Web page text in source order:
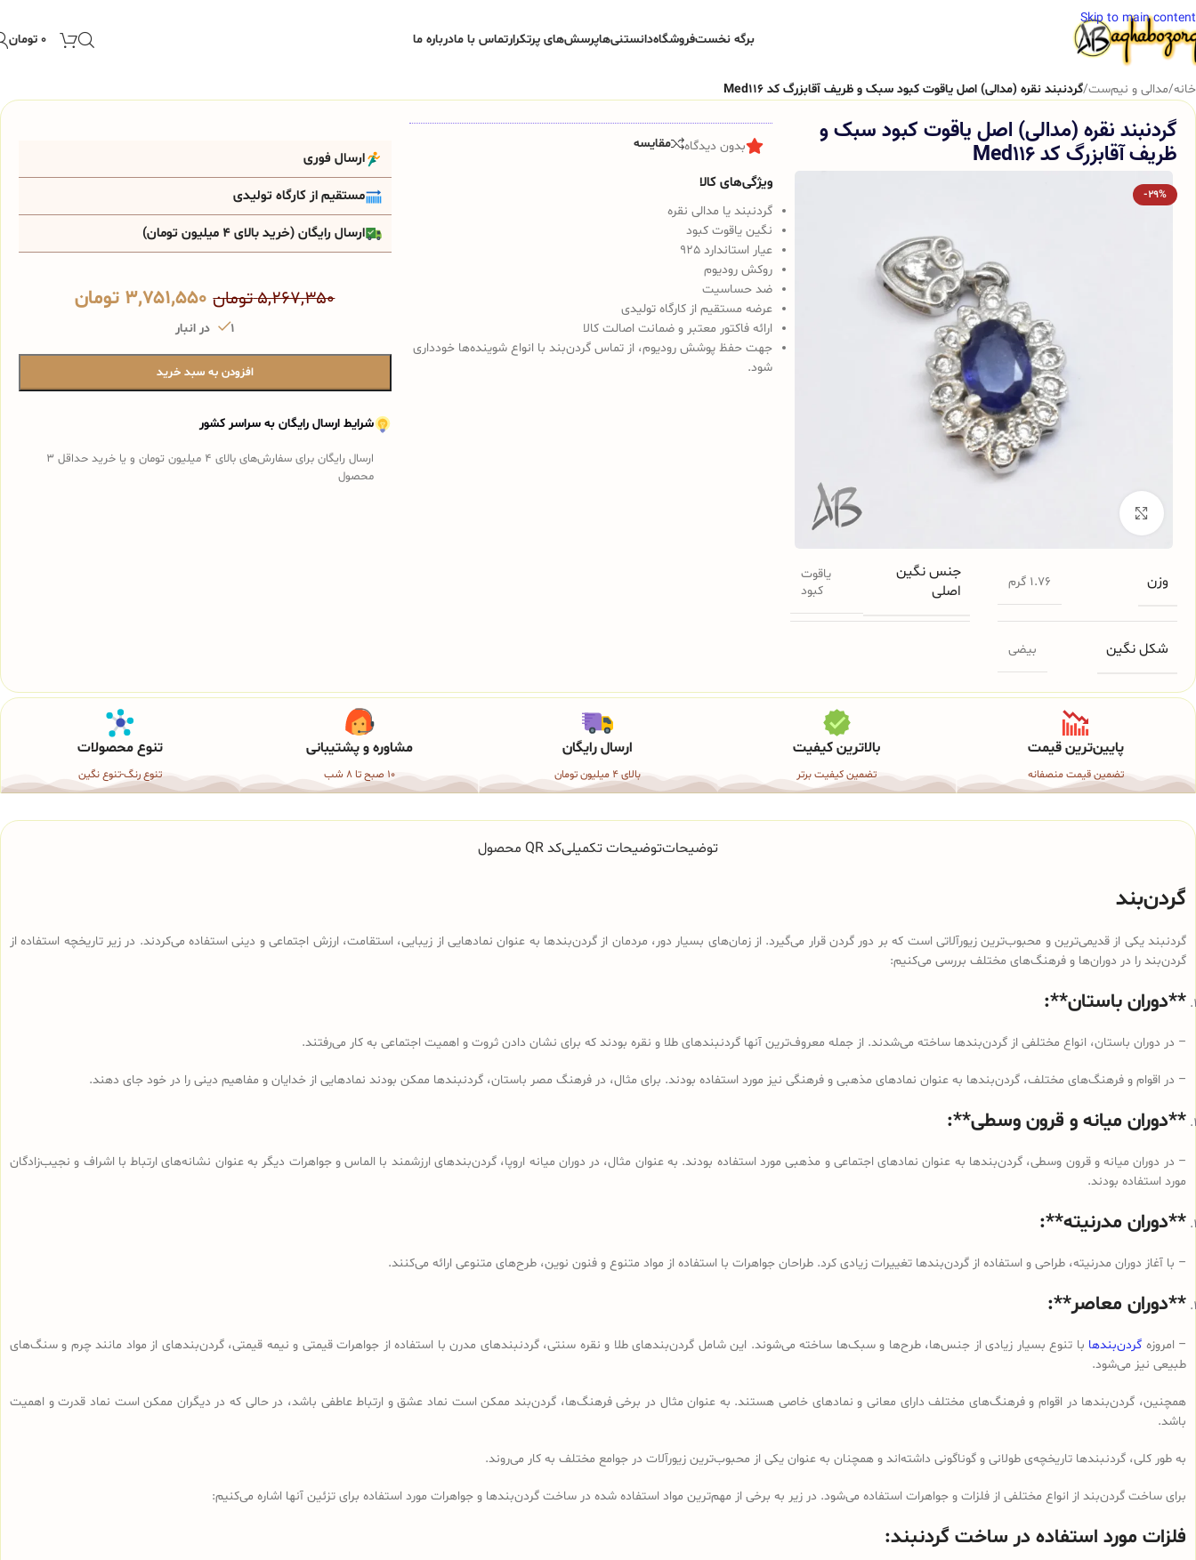
Skip to main content
برگه نخستفروشگاهدانستنی‌هاپرسش‌های پرتکرارتماس با مادرباره ما ۰ تومان
خانه/مدالی و نیم‌ست/گردنبند نقره (مدالی) اصل یاقوت کبود سبک و ظریف آقابزرگ کد Med116
گردنبند نقره (مدالی) اصل یاقوت کبود سبک و
ظریف آقابزرگ کد Med116
-29%
وزن 1.76 گرم
جنس نگین
اصلی
یاقوت
کبود
شکل نگین بیضی
بدون دیدگاه مقایسه
ویژگی‌های کالا
گردنبند یا مدالی نقره
نگین یاقوت کبود
عیار استاندارد 925
روکش رودیوم
ضد حساسیت
عرضه مستقیم از کارگاه تولیدی
ارائه فاکتور معتبر و ضمانت اصالت کالا
جهت حفظ پوشش رودیوم، از تماس گردن‌بند با انواع شوینده‌ها خودداری
شود.
ارسال فوری
مستقیم از کارگاه تولیدی
ارسال رایگان (خرید بالای 4 میلیون تومان)
۵,۲۶۷,۳۵۰تومان ۳,۷۵۱,۵۵۰ تومان
1 در انبار
افزودن به سبد خرید
شرایط ارسال رایگان به سراسر کشور
ارسال رایگان برای سفارش‌های بالای 4 میلیون تومان و یا خرید حداقل 3
محصول
پایین‌ترین قیمت
تضمین قیمت منصفانه
بالاترین کیفیت
تضمین کیفیت برتر
ارسال رایگان
بالای 4 میلیون تومان
مشاوره و پشتیبانی
10 صبح تا 8 شب
تنوع محصولات
تنوع رنگ-تنوع نگین
توضیحاتتوضیحات تکمیلیکد QR محصول
گردن‌بند
گردنبند یکی از قدیمی‌ترین و محبوب‌ترین زیورآلاتی است که بر دور گردن قرار می‌گیرد. از زمان‌های بسیار دور، مردمان از گردن‌بندها به عنوان نمادهایی از زیبایی، استقامت، ارزش اجتماعی و دینی استفاده می‌کردند. در زیر تاریخچه استفاده از
گردن‌بند را در دوران‌ها و فرهنگ‌های مختلف بررسی می‌کنیم:
**دوران باستان**:
– در دوران باستان، انواع مختلفی از گردن‌بندها ساخته می‌شدند. از جمله معروف‌ترین آنها گردنبندهای طلا و نقره بودند که برای نشان دادن ثروت و اهمیت اجتماعی به کار می‌رفتند.
– در اقوام و فرهنگ‌های مختلف، گردن‌بندها به عنوان نمادهای مذهبی و فرهنگی نیز مورد استفاده بودند. برای مثال، در فرهنگ مصر باستان، گردنبندها ممکن بودند نمادهایی از خدایان و مفاهیم دینی را در خود جای دهند.
**دوران میانه و قرون وسطی**:
– در دوران میانه و قرون وسطی، گردن‌بندها به عنوان نمادهای اجتماعی و مذهبی مورد استفاده بودند. به عنوان مثال، در دوران میانه اروپا، گردن‌بندهای ارزشمند با الماس و جواهرات دیگر به عنوان نشانه‌های ارتباط با اشراف و نجیب‌زادگان
مورد استفاده بودند.
**دوران مدرنیته**:
– با آغاز دوران مدرنیته، طراحی و استفاده از گردن‌بندها تغییرات زیادی کرد. طراحان جواهرات با استفاده از مواد متنوع و فنون نوین، طرح‌های متنوعی ارائه می‌کنند.
**دوران معاصر**:
– امروزه گردن‌بندها با تنوع بسیار زیادی از جنس‌ها، طرح‌ها و سبک‌ها ساخته می‌شوند. این شامل گردن‌بندهای طلا و نقره سنتی، گردنبندهای مدرن با استفاده از جواهرات قیمتی و نیمه قیمتی، گردن‌بندهای از مواد مانند چرم و سنگ‌های
طبیعی نیز می‌شود.
همچنین، گردن‌بندها در اقوام و فرهنگ‌های مختلف دارای معانی و نمادهای خاصی هستند. به عنوان مثال در برخی فرهنگ‌ها، گردن‌بند ممکن است نماد عشق و ارتباط عاطفی باشد، در حالی که در دیگران ممکن است نماد قدرت و اهمیت
باشد.
به طور کلی، گردنبندها تاریخچه‌ی طولانی و گوناگونی داشته‌اند و همچنان به عنوان یکی از محبوب‌ترین زیورآلات در جوامع مختلف به کار می‌روند.
برای ساخت گردن‌بند از انواع مختلفی از فلزات و جواهرات استفاده می‌شود. در زیر به برخی از مهم‌ترین مواد استفاده شده در ساخت گردن‌بندها و جواهرات مورد استفاده برای تزئین آنها اشاره می‌کنیم:
فلزات مورد استفاده در ساخت گردنبند: